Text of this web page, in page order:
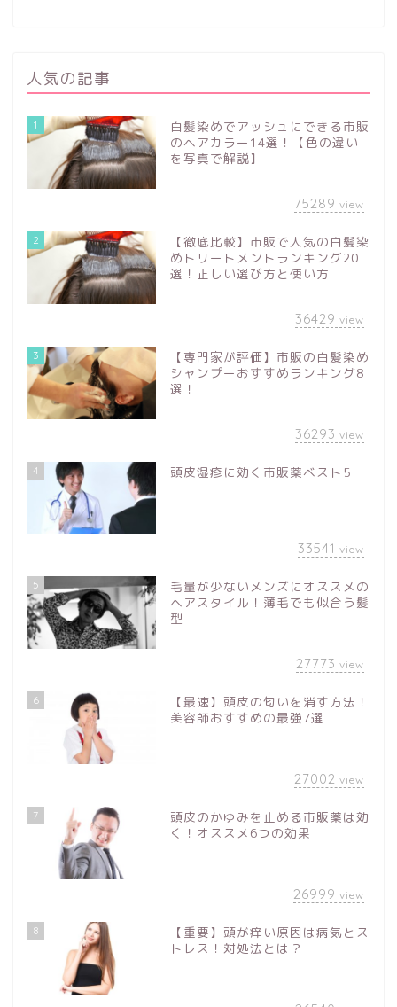
人気の記事
1
白髪染めでアッシュにできる市販
のヘアカラー14選！【色の違い
を写真で解説】
75289 view
2
【徹底比較】市販で人気の白髪染
めトリートメントランキング20
選！正しい選び方と使い方
36429 view
3
【専門家が評価】市販の白髪染め
シャンプーおすすめランキング8
選！
36293 view
4 頭皮湿疹に効く市販薬ベスト5
33541 view
5
毛量が少ないメンズにオススメの
ヘアスタイル！薄毛でも似合う髪
型
27773 view
6
【最速】頭皮の匂いを消す方法！
美容師おすすめの最強7選
27002 view
7
頭皮のかゆみを止める市販薬は効
く！オススメ6つの効果
26999 view
8
【重要】頭が痒い原因は病気とス
トレス！対処法とは？